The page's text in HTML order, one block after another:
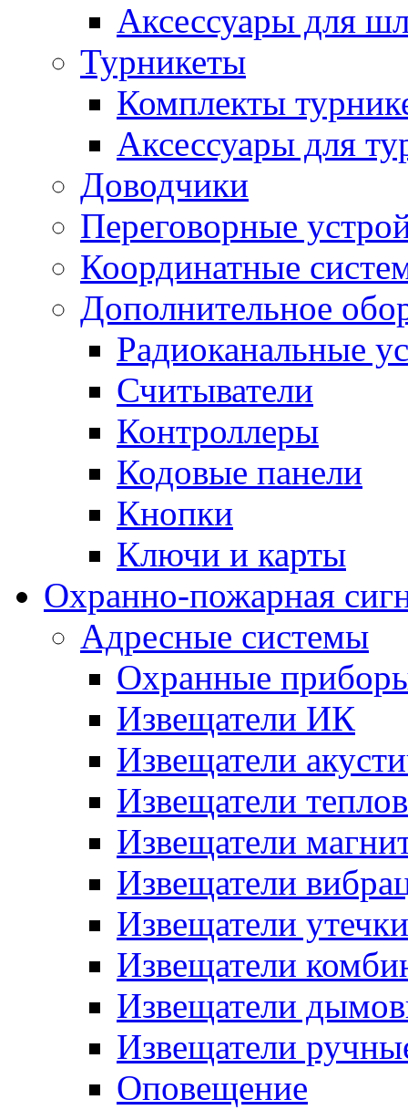
Аксессуары для
Турникеты
Комплекты
Аксессуары для
Доводчики
Переговорные
Координатные
Дополнительное
Радиоканальные
Считыватели
Контроллеры
Кодовые панели
Кнопки
Ключи и карты
Охранно-пожарная
Адресные системы
Охранные
Извещатели ИК
Извещатели
Извещатели
Извещатели
Извещатели
Извещатели утечки
Извещатели
Извещатели
Извещатели
Оповещение